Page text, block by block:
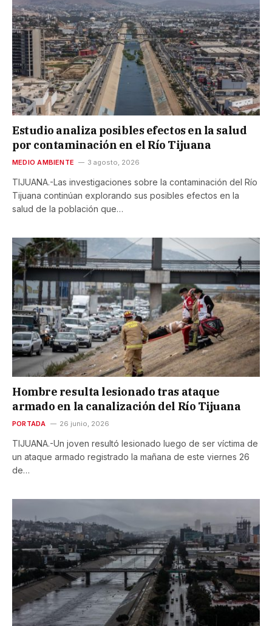
Estudio analiza posibles efectos en la salud
por contaminación en el Río Tijuana
MEDIO AMBIENTE 3 agosto, 2026
TIJUANA.-Las investigaciones sobre la contaminación del Río
Tijuana continúan explorando sus posibles efectos en la
salud de la población que…
Hombre resulta lesionado tras ataque
armado en la canalización del Río Tijuana
PORTADA 26 junio, 2026
TIJUANA.-Un joven resultó lesionado luego de ser víctima de
un ataque armado registrado la mañana de este viernes 26
de…